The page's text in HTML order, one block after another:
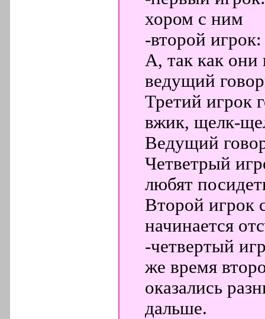
хором с ним
-второй
А, так как они
ведущий
Третий игрок
вжик, щелк-
Ведущий
Четветрый
любят
Второй игрок
начинается
-четвертый
же время
оказались
дальше.